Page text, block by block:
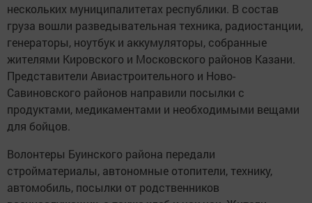
нескольких муниципалитетах республики. В состав
груза вошли разведывательная техника, радиостанции,
генераторы, ноутбук и аккумуляторы, собранные
жителями Кировского и Московского районов Казани.
Представители Авиастроительного и Ново-
Савиновского районов направили посылки с
продуктами, медикаментами и необходимыми вещами
для бойцов.
Волонтеры Буинского района передали
стройматериалы, автономные отопители, технику,
автомобиль, посылки от родственников